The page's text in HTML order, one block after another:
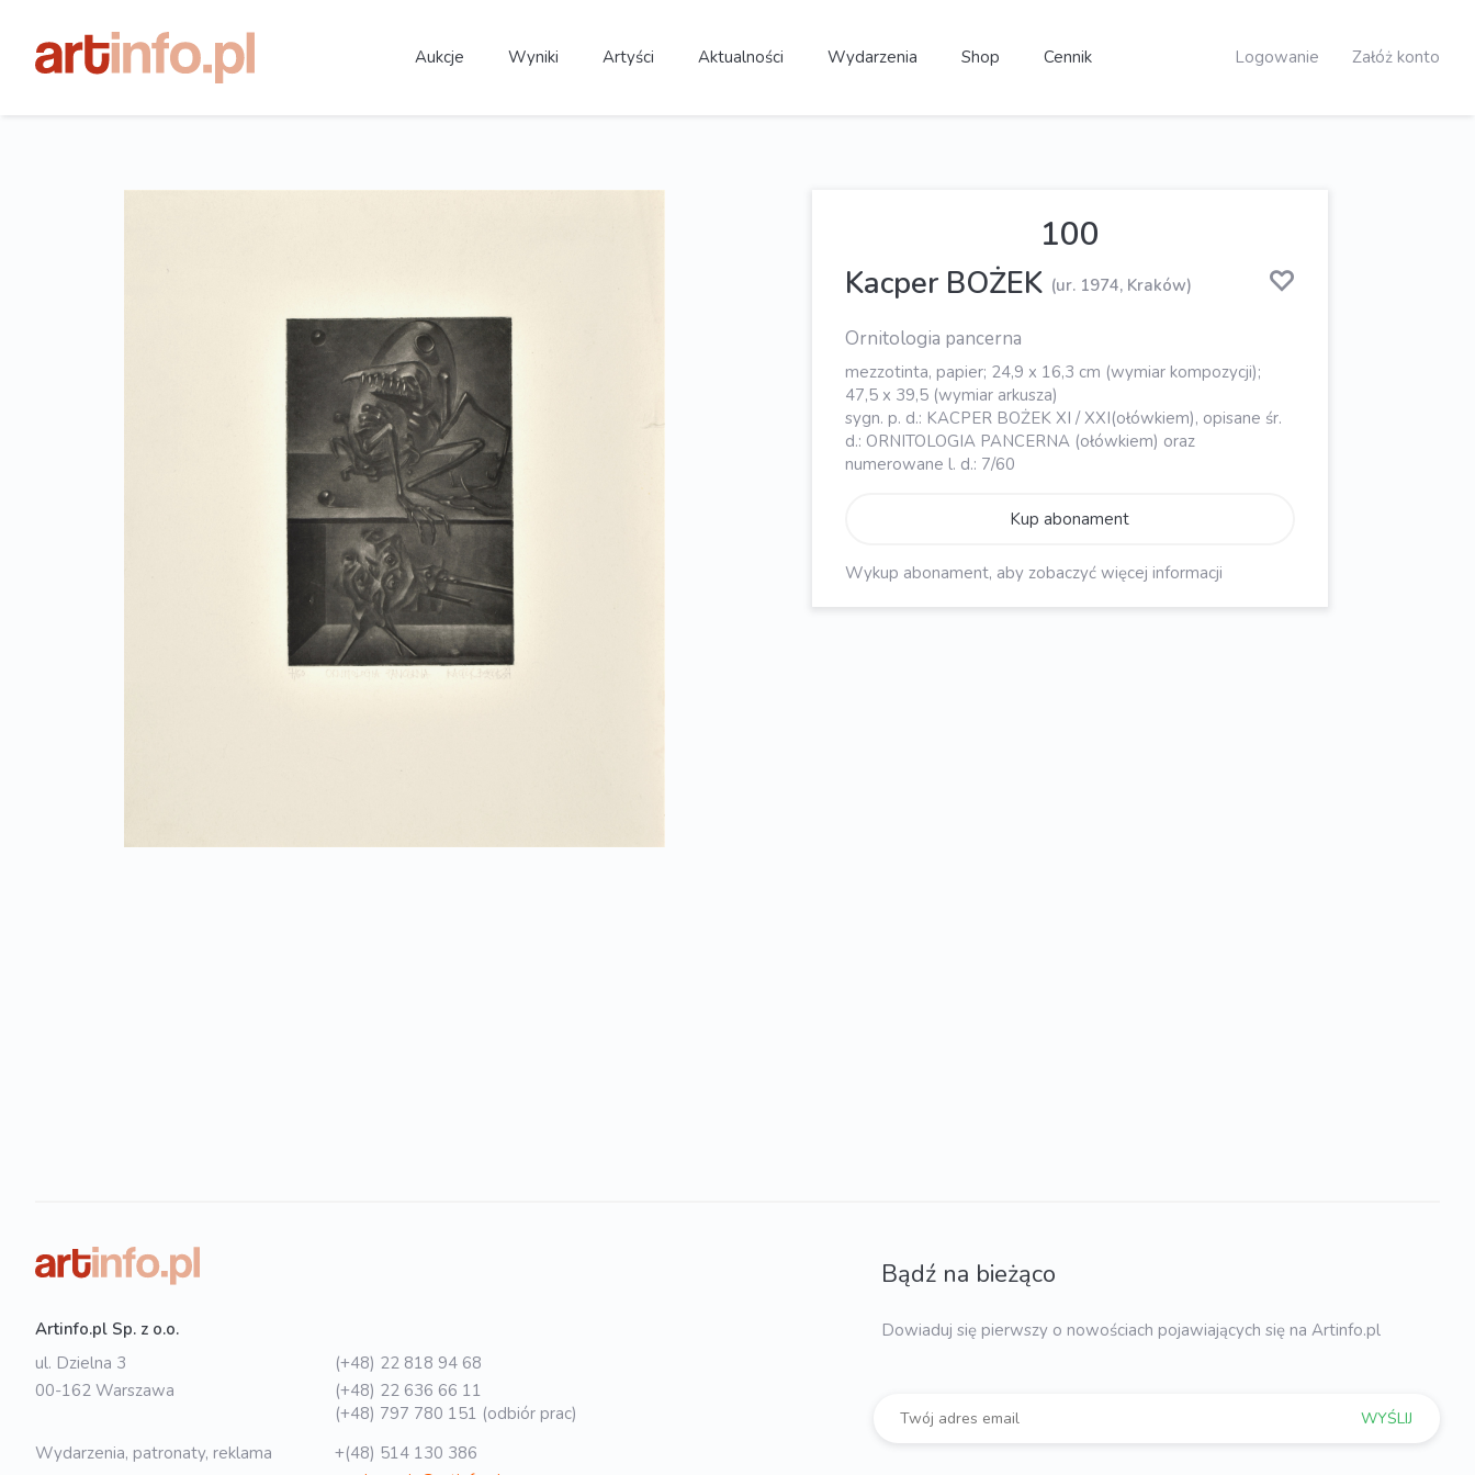
Aukcje Wyniki Artyści Aktualności Wydarzenia Shop Cennik Logowanie Załóż konto
100
Kacper BOŻEK (ur. 1974, Kraków)
Ornitologia pancerna
mezzotinta, papier; 24,9 x 16,3 cm (wymiar kompozycji);
47,5 x 39,5 (wymiar arkusza)
sygn. p. d.: KACPER BOŻEK XI / XXI(ołówkiem), opisane śr.
d.: ORNITOLOGIA PANCERNA (ołówkiem) oraz
numerowane l. d.: 7/60
Kup abonament
Wykup abonament, aby zobaczyć więcej informacji
Artinfo.pl Sp. z o.o.
ul. Dzielna 3
00-162 Warszawa
(+48) 22 818 94 68
(+48) 22 636 66 11
(+48) 797 780 151 (odbiór prac)
Wydarzenia, patronaty, reklama
+(48) 514 130 386
Bądź na bieżąco
Dowiaduj się pierwszy o nowościach pojawiających się na Artinfo.pl
WYŚLIJ